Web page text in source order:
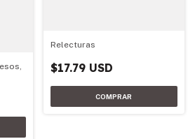
Relecturas
$17.79 USD